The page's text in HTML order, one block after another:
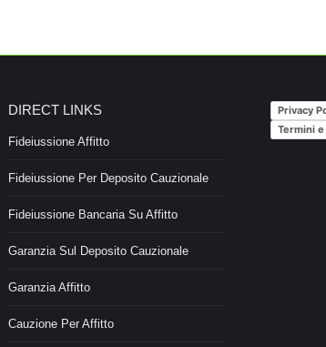
DIRECT LINKS
Fideiussione Affitto
Fideiussione Per Deposito Cauzionale
Fideiussione Bancaria Su Affitto
Garanzia Sul Deposito Cauzionale
Garanzia Affitto
Cauzione Per Affitto
Privacy
Termini